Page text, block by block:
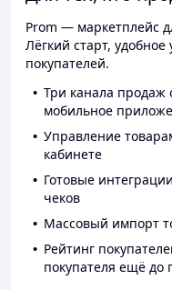
Prom — маркетплейс
Лёгкий старт,
покупателей.
Три канала продаж
мобильное
Управление
кабинете
Готовые
чеков
Массовый импорт
Рейтинг
покупателя ещё до